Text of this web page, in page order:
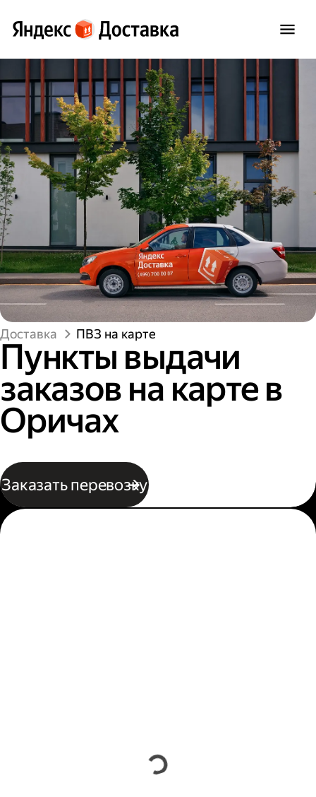
Доставка ПВЗ на карте
Пункты выдачи
заказов на карте в
Оричах
Заказать перевозку